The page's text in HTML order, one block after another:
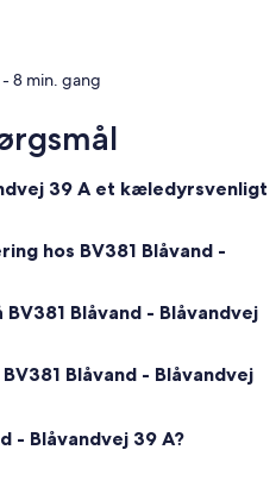
‪Blåvand Grill-Bar & Mini-golf - ‬8 min. gang
39 A et kæledyrsvenligt
hos BV381 Blåvand -
Blåvand - Blåvandvej
Blåvand - Blåvandvej
- Blåvandvej 39 A?